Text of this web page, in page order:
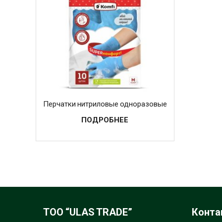
Перчатки нитриловые одноразовые
ПОДРОБНЕЕ
ТОО “ULAS TRADE”